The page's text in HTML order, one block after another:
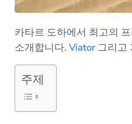
카타르 도하에서 최고의
소개합니다. Viator그리고
주제